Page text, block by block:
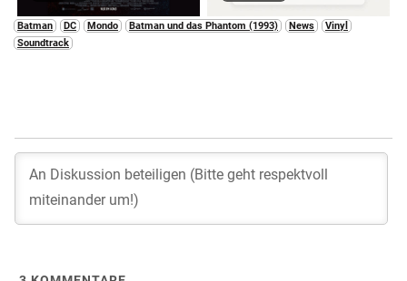
Batman DC Mondo Batman und das Phantom (1993) News
Vinyl
Soundtrack